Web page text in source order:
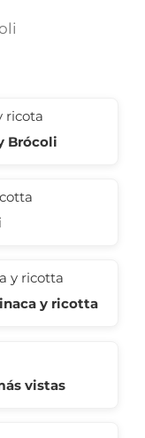
Brócoli
y ricotta
vistas